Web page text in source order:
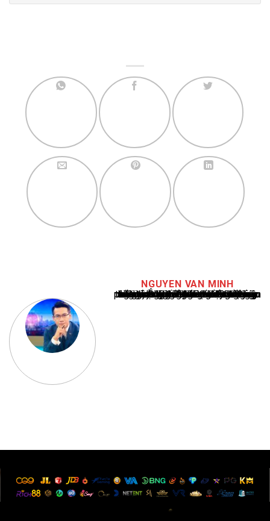
NGUYEN VAN MINH
Nguyễn Văn Minh là một trong những chuyên gia hàng đầu về báo cáo tin tức thể thao tại Việt Nam, với hơn 10 năm hoạt động trong ngành. Ông có kiến thức sâu rộng và kinh nghiệm đáng kể trong việc phân tích và báo cáo về các sự kiện thể thao hàng đầu. Sự hiểu biết sâu sắc của ông về ngành này đã giúp ông xây dựng uy tín và danh tiếng trong cộng đồng báo chí thể thao.